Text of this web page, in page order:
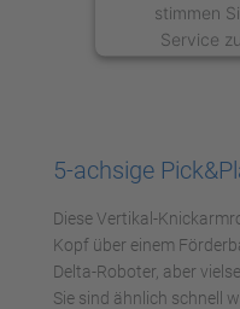
stimmen
Service
powered by
5-achsige
Diese Vertikal-
Kopf über einem
Delta-Roboter, aber
Sie sind ähnlich schnell